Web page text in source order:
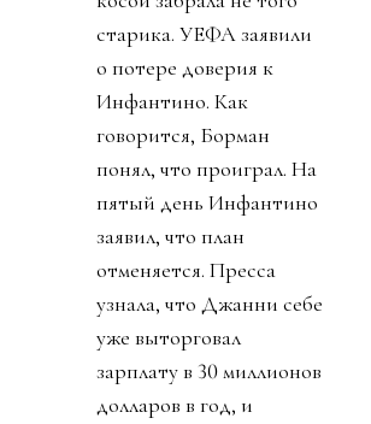
старика. УЕФА заявили
о потере доверия к
Инфантино. Как
говорится, Борман
понял, что проиграл. На
пятый день Инфантино
заявил, что план
отменяется. Пресса
узнала, что Джанни себе
уже выторговал
зарплату в 30 миллионов
долларов в год, и